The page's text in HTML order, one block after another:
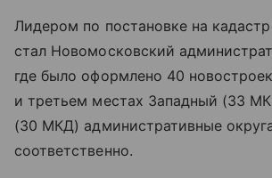
Лидером по постановке на
стал Новомосковский
где было оформлено 40
и третьем местах Западный (33
(30 МКД) административные
соответственно.